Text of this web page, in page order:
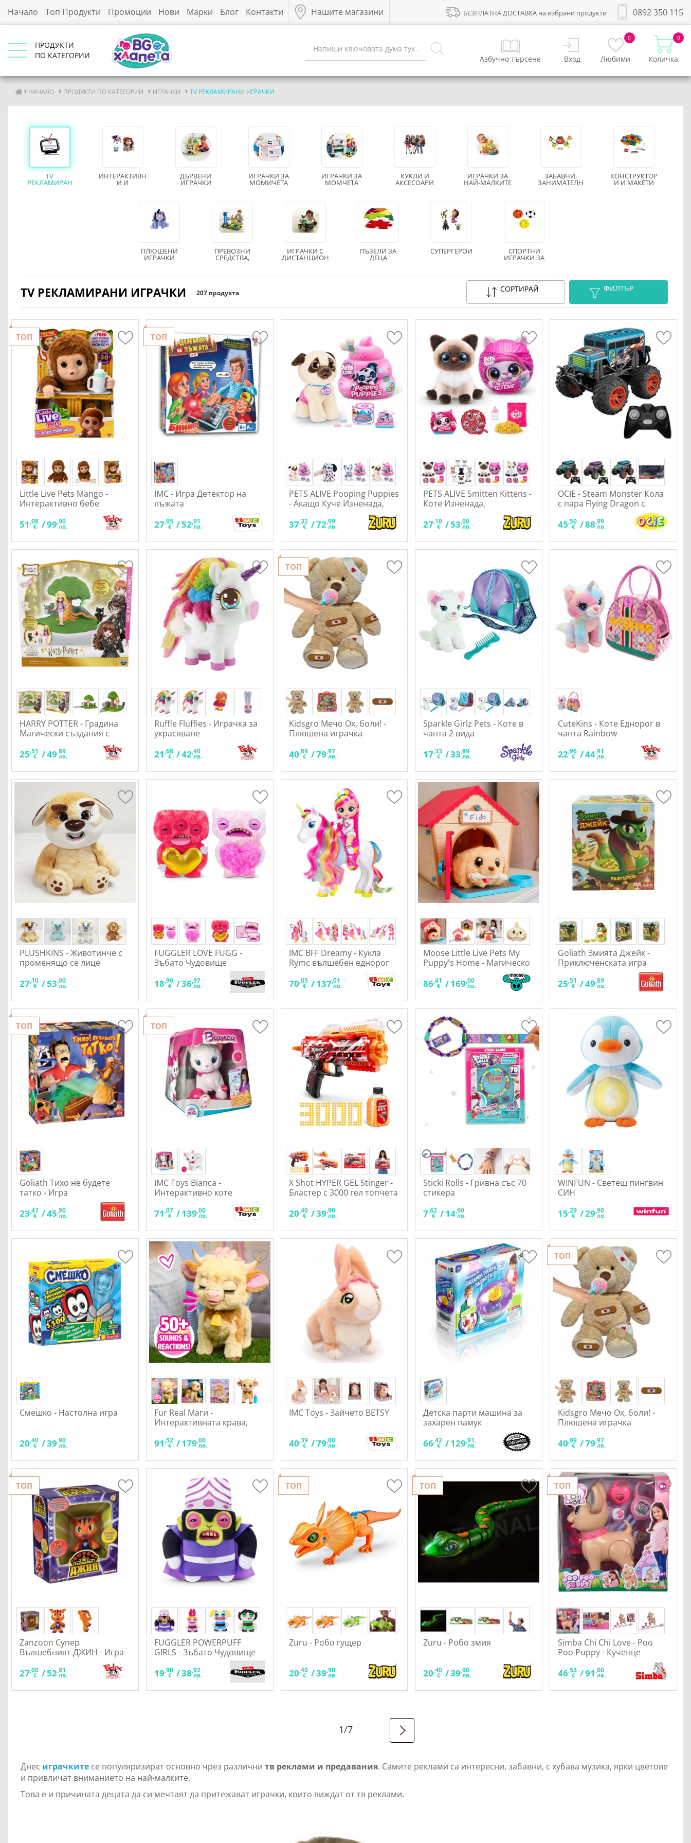
Начало Топ Продукти Промоции Нови Марки Блог Контакти Нашите магазини 0892 350 115
БЕЗПЛАТНА ДОСТАВКА на избрани продукти
ПРОДУКТИ
ПО КАТЕГОРИИ
Азбучно търсене Вход
0
Любими
0
Количка
НАЧАЛО ПРОДУКТИ ПО КАТЕГОРИИ ИГРАЧКИ TV РЕКЛАМИРАНИ ИГРАЧКИ
TV
РЕКЛАМИРАН
ИНТЕРАКТИВН
И И
ДЪРВЕНИ
ИГРАЧКИ
ИГРАЧКИ ЗА
МОМИЧЕТА
ИГРАЧКИ ЗА
МОМЧЕТА
КУКЛИ И
АКСЕСОАРИ
ИГРАЧКИ ЗА
НАЙ-МАЛКИТЕ
ЗАБАВНИ,
ЗАНИМАТЕЛН
КОНСТРУКТОР
И И МАКЕТИ
ПЛЮШЕНИ
ИГРАЧКИ
ПРЕВОЗНИ
СРЕДСТВА,
ПИСТИ И
ИГРАЧКИ С
ДИСТАНЦИОН
ПЪЗЕЛИ ЗА
ДЕЦА
СУПЕРГЕРОИ СПОРТНИ
ИГРАЧКИ ЗА
TV РЕКЛАМИРАНИ ИГРАЧКИ 207 продукта СОРТИРАЙ ФИЛТЪР
ТОП
Little Live Pets Mango -
Интерактивно бебе
51,08
€ /99,90
лв.
ТОП
IMC - Игра Детектор на
лъжата
27,05
€ /52,91
лв.
PETS ALIVE Pooping Puppies
- Акащо Куче Изненада,
37,32
€ /72,99
лв.
PETS ALIVE Smitten Kittens -
Коте Изненада,
27,10
€ /53,00
лв.
OCIE - Steam Monster Кола
с пара Flying Dragon с
дистанционно управление
1:18
45,50
€ /88,99
лв.
HARRY POTTER - Градина
Магически създания с
25,51
€ /49,89
лв.
Ruffle Fluffies - Играчка за
украсяване
21,68
€ /42,40
лв.
ТОП
Kidsgro Мечо Ох, боли! -
Плюшена играчка
40,89
€ /79,97
лв.
Sparkle Girlz Pets - Коте в
чанта 2 вида
17,33
€ /33,89
лв.
CuteKins - Коте Еднорог в
чанта Rainbow
22,96
€ /44,91
лв.
PLUSHKINS - Животинче с
променящо се лице
27,10
€ /53,00
лв.
FUGGLER LOVE FUGG -
Зъбато Чудовище
18,90
€ /36,97
лв.
IMC BFF Dreamy - Кукла
Rymс вълшебен еднорог
70,05
€ /137,01
лв.
Moose Little Live Pets My
Puppy's Home - Магическо
86,41
€ /169,00
лв.
Goliath Змията Джейк -
Приключенската игра
25,51
€ /49,89
лв.
ТОП
Goliath Тихо не будете
татко - Игра
23,47
€ /45,90
лв.
ТОП
IMC Toys Bianca -
Интерактивно коте
71,07
€ /139,00
лв.
X Shot HYPER GEL Stinger -
Бластер с 3000 гел топчета
20,40
€ /39,90
лв.
Sticki Rolls - Гривна със 70
стикера
7,62
€ /14,90
лв.
WINFUN - Светещ пингвин
СИН
15,29
€ /29,90
лв.
Смешко - Настолна игра
20,40
€ /39,90
лв.
Fur Real Маги -
Интерактивната крава,
91,52
€ /179,00
лв.
IMC Toys - Зайчето BETSY
40,39
€ /79,00
лв.
Детска парти машина за
захарен памук
66,42
€ /129,91
лв.
ТОП
Kidsgro Мечо Ох, боли! -
Плюшена играчка
40,89
€ /79,97
лв.
ТОП
Zanzoon Супер
Вълшебният ДЖИН - Игра
27,00
€ /52,81
лв.
FUGGLER POWERPUFF
GIRLS - Зъбато Чудовище
19,90
€ /38,92
лв.
ТОП
Zuru - Робо гущер
20,40
€ /39,90
лв.
ТОП
Zuru - Робо змия
20,40
€ /39,90
лв.
ТОП
Simba Chi Chi Love - Poo
Poo Puppy - Кученце
46,53
€ /91,00
лв.
1/7
Днес играчките се популяризират основно чрез различни тв реклами и предавания. Самите реклами са интересни, забавни, с хубава музика, ярки цветове
и привличат вниманието на най-малките.
Това е и причината децата да си мечтаят да притежават играчки, които виждат от тв реклами.